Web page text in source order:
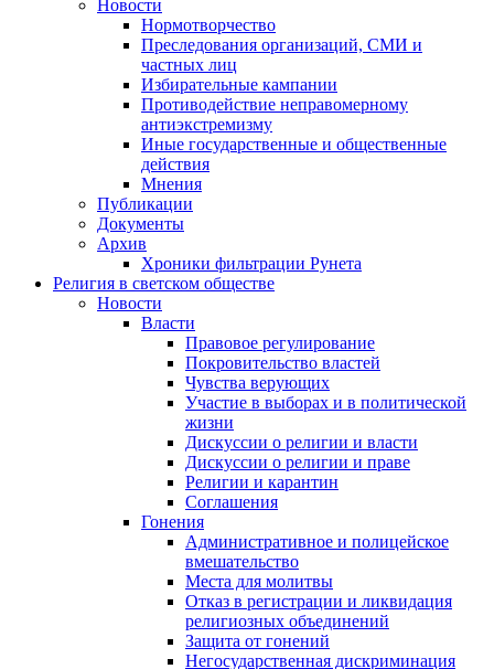
Новости
Нормотворчество
Преследования организаций, СМИ и
частных лиц
Избирательные кампании
Противодействие неправомерному
антиэкстремизму
Иные государственные и общественные
действия
Мнения
Публикации
Документы
Архив
Хроники фильтрации Рунета
Религия в светском обществе
Новости
Власти
Правовое регулирование
Покровительство властей
Чувства верующих
Участие в выборах и в политической
жизни
Дискуссии о религии и власти
Дискуссии о религии и праве
Религии и карантин
Соглашения
Гонения
Административное и полицейское
вмешательство
Места для молитвы
Отказ в регистрации и ликвидация
религиозных объединений
Защита от гонений
Негосударственная дискриминация